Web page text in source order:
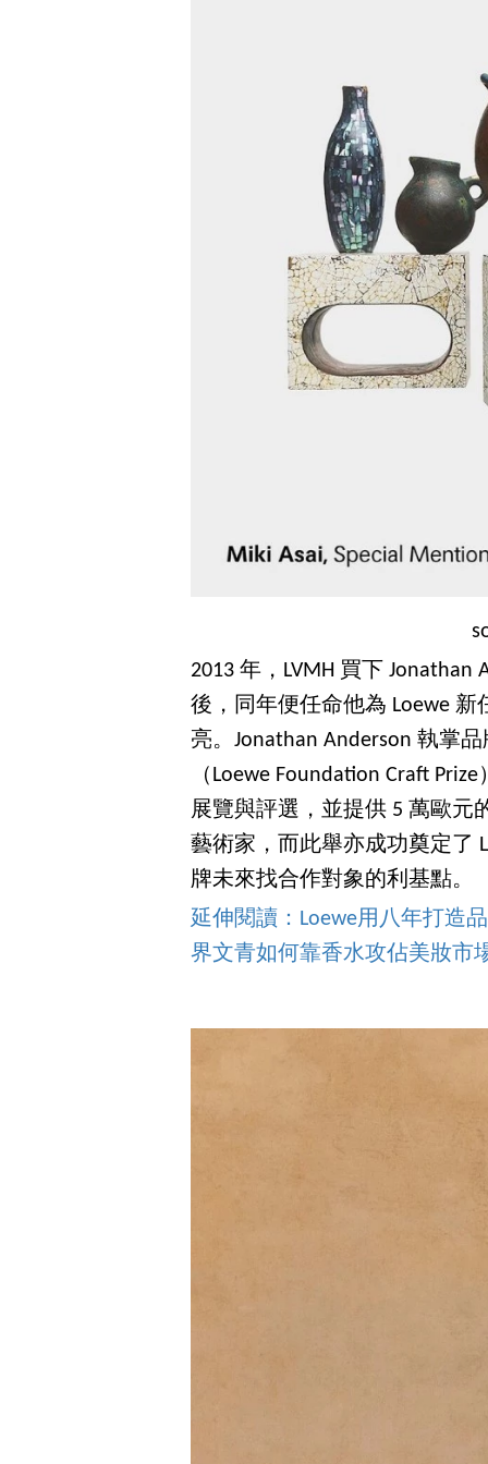
2013 年，LVMH 買下 Jonathan
後，同年便任命他為 Loewe
亮。Jonathan Anderson 執掌
（Loewe Foundation Craft
展覽與評選，並提供 5 萬歐元
藝術家，而此舉亦成功奠定了
牌未來找合作對象的利基點。
延伸閱讀：Loewe用八年打造
界文青如何靠香水攻佔美妝市